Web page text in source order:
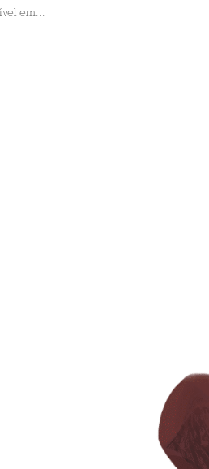
em...